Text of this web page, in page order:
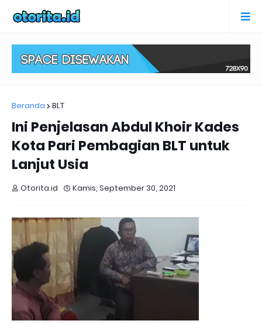
Beranda BLT
Ini Penjelasan Abdul Khoir Kades
Kota Pari Pembagian BLT untuk
Lanjut Usia
Otorita.id Kamis, September 30, 2021